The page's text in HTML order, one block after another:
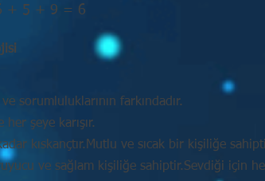
+ 5 + 9 = 6
sorumluluklarının farkındadır.
her şeye karışır.
kıskançtır.Mutlu ve sıcak bir kişiliğe
ve sağlam kişiliğe sahiptir.Sevdiği için